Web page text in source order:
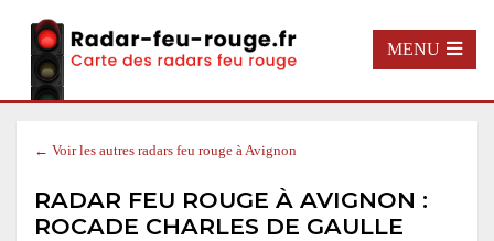
MENU
← Voir les autres radars feu rouge à Avignon
RADAR FEU ROUGE À AVIGNON :
ROCADE CHARLES DE GAULLE